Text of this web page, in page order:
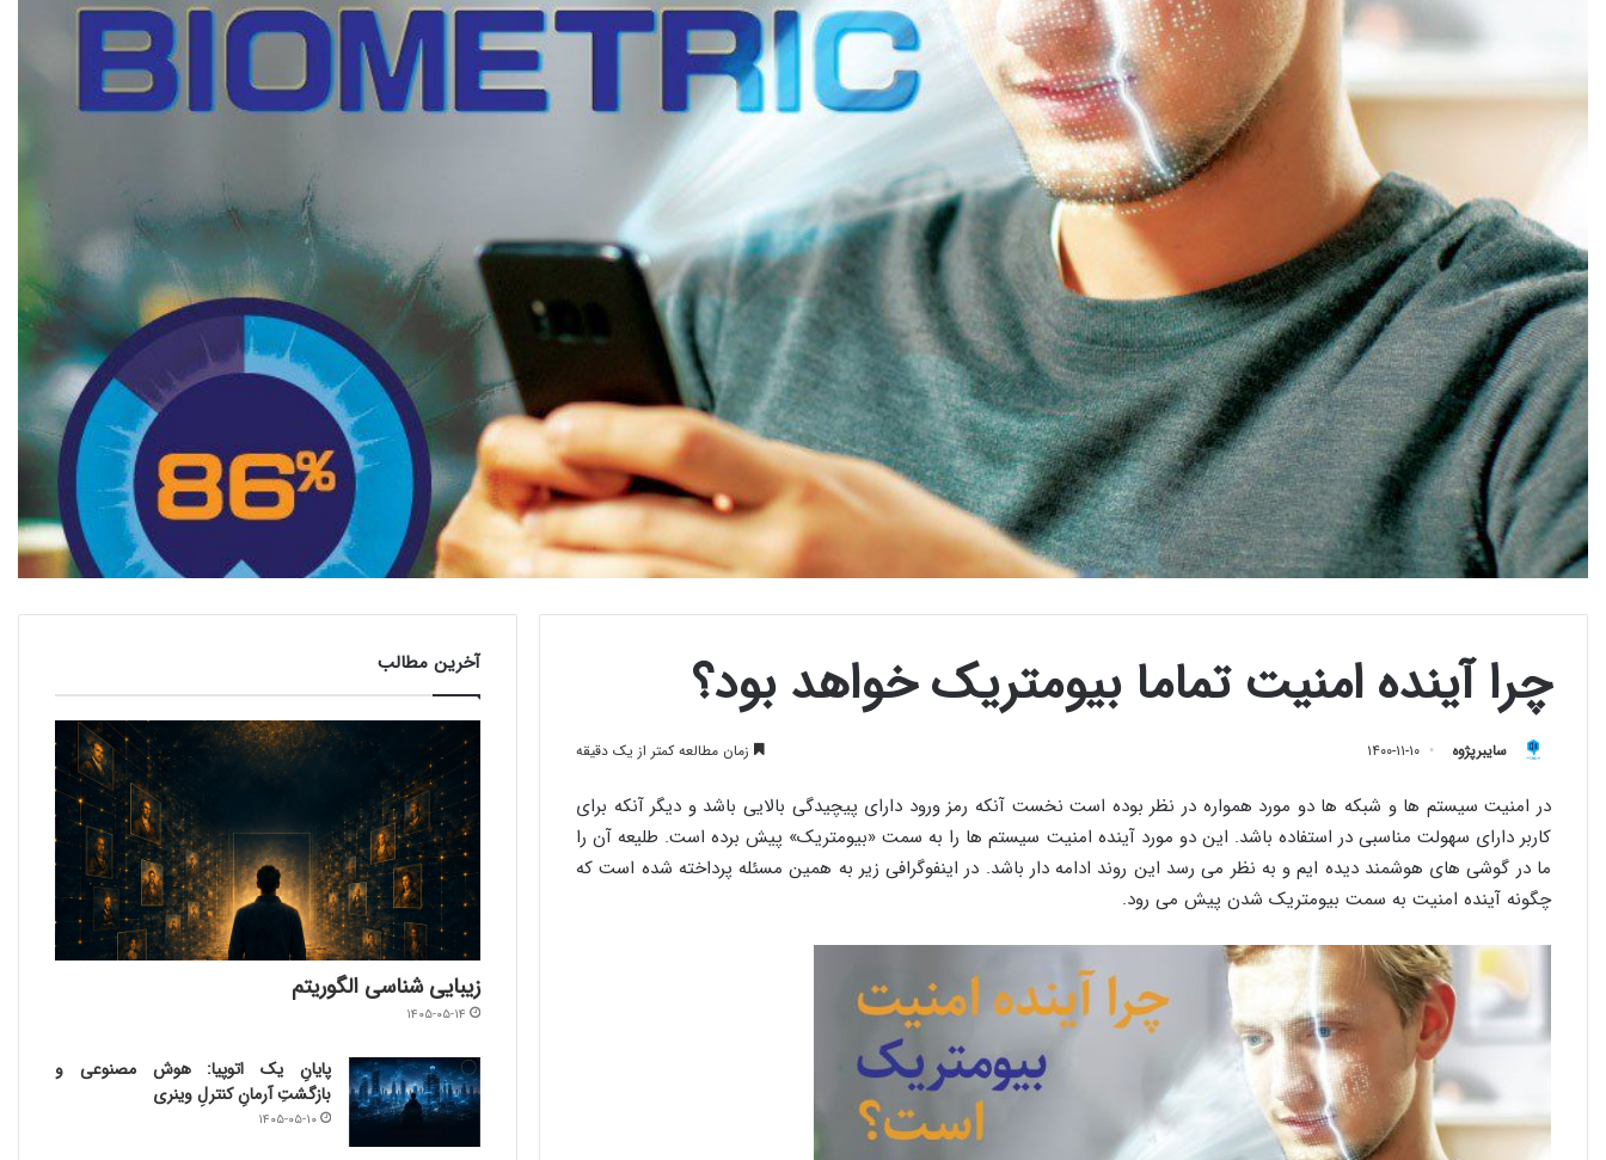
چرا آینده امنیت تماما بیومتریک خواهد بود؟
سایبرپژوه ۱۴۰۰-۱۱-۱۰ زمان مطالعه کمتر از یک دقیقه
در امنیت سیستم ها و شبکه ها دو مورد همواره در نظر بوده است نخست آنکه رمز ورود دارای پیچیدگی بالایی باشد و دیگر آنکه برای
کاربر دارای سهولت مناسبی در استفاده باشد. این دو مورد آینده امنیت سیستم ها را به سمت «بیومتریک» پیش برده است. طلیعه آن را
ما در گوشی های هوشمند دیده ایم و به نظر می رسد این روند ادامه دار باشد. در اینفوگرافی زیر به همین مسئله پرداخته شده است که
چگونه آینده امنیت به سمت بیومتریک شدن پیش می رود.
آخرین مطالب
زیبایی شناسی الگوریتم
۱۴۰۵-۰۵-۱۴
پایانِ یک اتوپیا: هوش مصنوعی و
بازگشتِ آرمانِ کنترلِ وینری
۱۴۰۵-۰۵-۱۰